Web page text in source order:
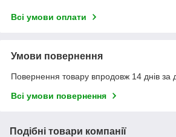
Всі умови оплати
Умови повернення
Повернення товару впродовж 14 днів за
Всі умови повернення
Подібні товари компанії